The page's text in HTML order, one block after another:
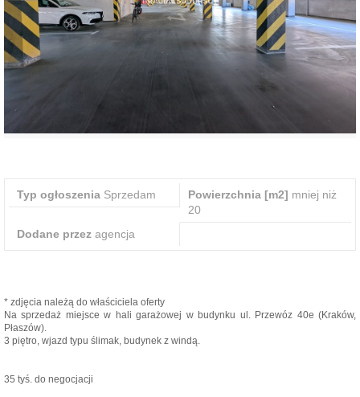
Typ ogłoszenia Sprzedam Powierzchnia [m2] mniej niż
20
Dodane przez agencja
* zdjęcia należą do właściciela oferty
Na sprzedaż miejsce w hali garażowej w budynku ul. Przewóz 40e (Kraków,
Płaszów).
3 piętro, wjazd typu ślimak, budynek z windą.
35 tyś. do negocjacji